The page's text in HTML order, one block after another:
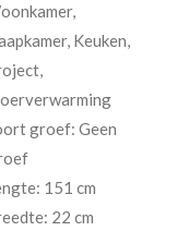
Keuken,
groef: Geen
151 cm
22 cm